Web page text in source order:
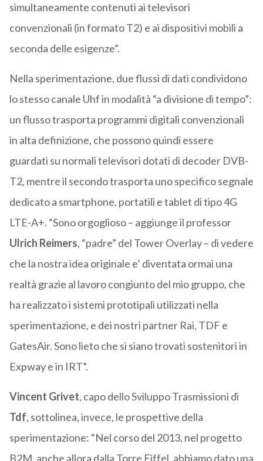
simultaneamente contenuti ai televisori
convenzionali (in formato T2) e ai dispositivi mobili a
seconda delle esigenze”.
Nella sperimentazione, due flussi di dati condividono
lo stesso canale Uhf in modalità “a divisione di tempo”:
un flusso trasporta programmi digitali convenzionali
in alta definizione, che possono quindi essere
guardati su normali televisori dotati di decoder DVB-
T2, mentre il secondo trasporta uno specifico segnale
dedicato a smartphone, portatili e tablet di tipo 4G
LTE-A+. “Sono orgoglioso – aggiunge il professor
Ulrich Reimers, “padre” del Tower Overlay – di vedere
che la nostra idea originale e’ diventata ormai una
realtà grazie al lavoro congiunto del mio gruppo, che
ha realizzato i sistemi prototipali utilizzati nella
sperimentazione, e dei nostri partner Rai, TDF e
GatesAir. Sono lieto che si siano trovati sostenitori in
Expway e in IRT”.
Vincent Grivet, capo dello Sviluppo Trasmissioni di
Tdf, sottolinea, invece, le prospettive della
sperimentazione: “Nel corso del 2013, nel progetto
B2M, anche allora dalla Torre Eiffel, abbiamo dato una